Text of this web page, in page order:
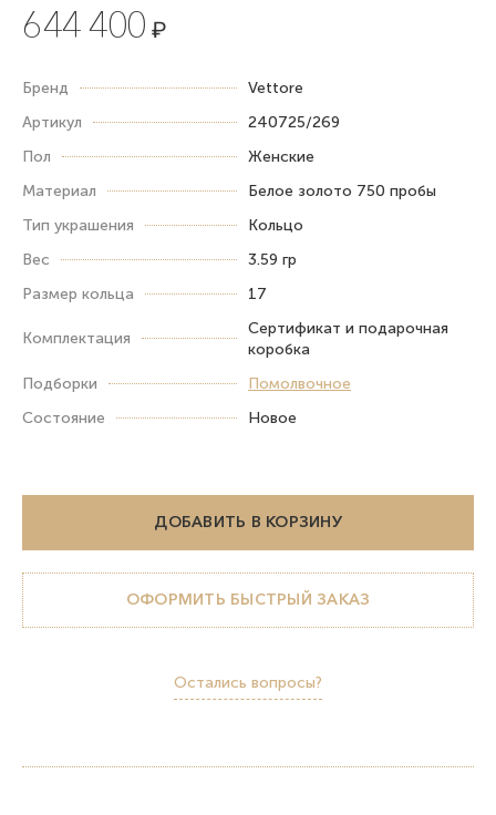
644 400 ₽
Бренд
Vettore
Артикул
240725/269
Пол
Женские
Материал
Белое золото 750 пробы
Тип украшения
Кольцо
Вес
3.59 гр
Размер кольца
17
Комплектация
Сертификат и подарочная
коробка
Подборки
Помолвочное
Состояние
Новое
ДОБАВИТЬ В КОРЗИНУ
ОФОРМИТЬ БЫСТРЫЙ ЗАКАЗ
Остались вопросы?